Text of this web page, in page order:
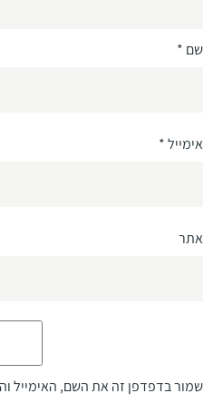
שם *
אימייל*
אתר
שמור בדפדפן זה את השם, האימייל